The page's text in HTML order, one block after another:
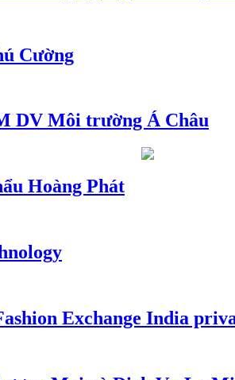
Cường
DV Môi trường Á Châu
Hoàng Phát
Exchange India